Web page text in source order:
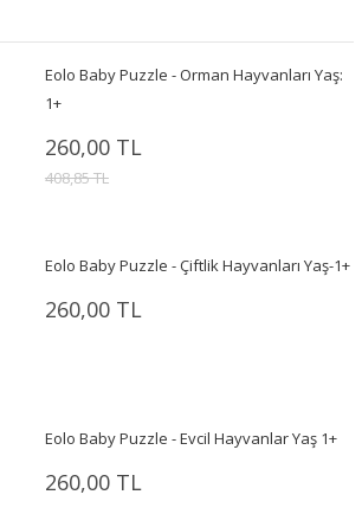
Eolo Baby Puzzle - Orman Hayvanları Yaş:
1+
260,00 TL
408,85 TL
Eolo Baby Puzzle - Çiftlik Hayvanları Yaş-1+
260,00 TL
Eolo Baby Puzzle - Evcil Hayvanlar Yaş 1+
260,00 TL